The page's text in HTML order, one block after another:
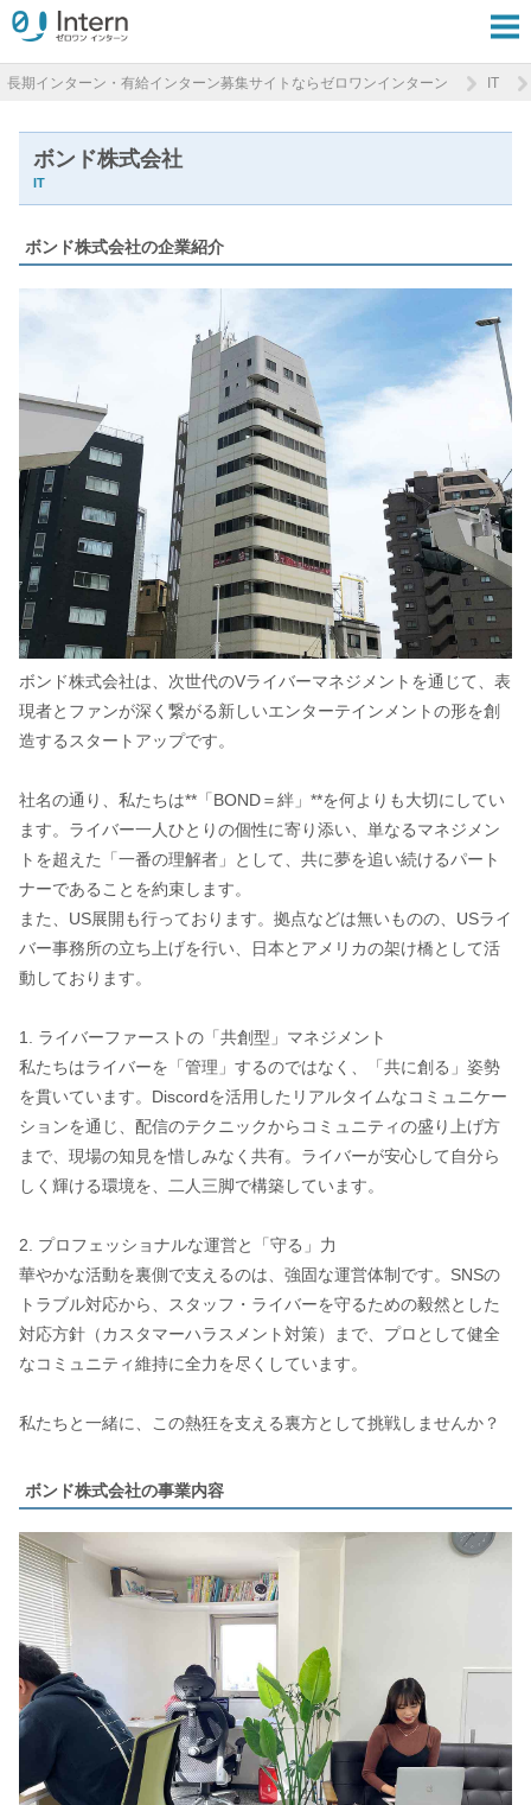
長期インターン・有給インターン募集サイトならゼロワンインターン IT
ボンド株式会社
IT
ボンド株式会社の企業紹介
ボンド株式会社は、次世代のVライバーマネジメントを通じて、表
現者とファンが深く繋がる新しいエンターテインメントの形を創
造するスタートアップです。
社名の通り、私たちは**「BOND＝絆」**を何よりも大切にしてい
ます。ライバー一人ひとりの個性に寄り添い、単なるマネジメン
トを超えた「一番の理解者」として、共に夢を追い続けるパート
ナーであることを約束します。
また、US展開も行っております。拠点などは無いものの、USライ
バー事務所の立ち上げを行い、日本とアメリカの架け橋として活
動しております。
1. ライバーファーストの「共創型」マネジメント
私たちはライバーを「管理」するのではなく、「共に創る」姿勢
を貫いています。Discordを活用したリアルタイムなコミュニケー
ションを通じ、配信のテクニックからコミュニティの盛り上げ方
まで、現場の知見を惜しみなく共有。ライバーが安心して自分ら
しく輝ける環境を、二人三脚で構築しています。
2. プロフェッショナルな運営と「守る」力
華やかな活動を裏側で支えるのは、強固な運営体制です。SNSの
トラブル対応から、スタッフ・ライバーを守るための毅然とした
対応方針（カスタマーハラスメント対策）まで、プロとして健全
なコミュニティ維持に全力を尽くしています。
私たちと一緒に、この熱狂を支える裏方として挑戦しませんか？
ボンド株式会社の事業内容